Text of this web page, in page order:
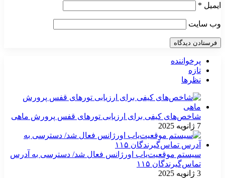
ایمیل *
وب‌ سایت
پرخواننده
تازه
نظرها
شاخص‌های کیفی برای ارزیابی تورهای قفس پرورش ماهی
7 ژانویه 2025
سیستم موقعیت‌یاب اورژانس فعال شد/ دسترسی به آدرس
تماس‌گیرندگان ۱۱۵
3 ژانویه 2025